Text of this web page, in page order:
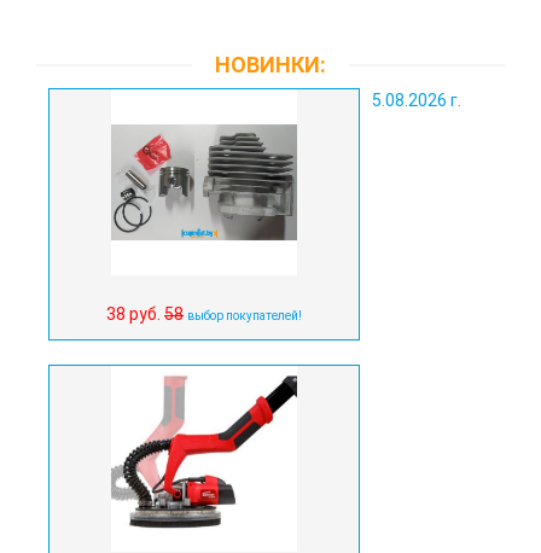
НОВИНКИ:
5.08.2026 г.
38 руб. 58 выбор покупателей!